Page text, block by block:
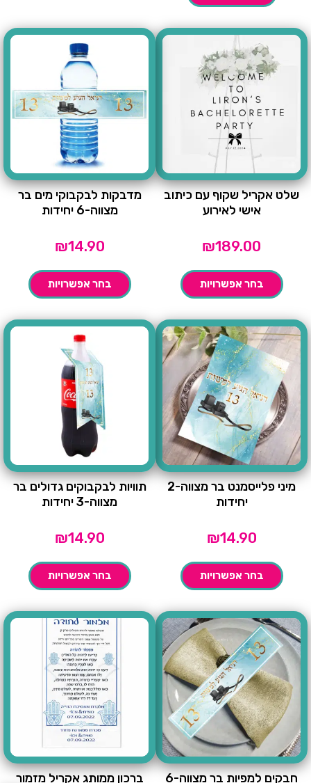
שלט אקריל שקוף עם כיתוב
אישי לאירוע
₪189.00
בחר אפשרויות
מדבקות לבקבוקי מים בר
מצווה-6 יחידות
₪14.90
בחר אפשרויות
מיני פלייסמנט בר מצווה-2
יחידות
₪14.90
בחר אפשרויות
תוויות לבקבוקים גדולים בר
מצווה-3 יחידות
₪14.90
בחר אפשרויות
חבקים למפיות בר מצווה-6 ברכון ממותג אקריל מזמור